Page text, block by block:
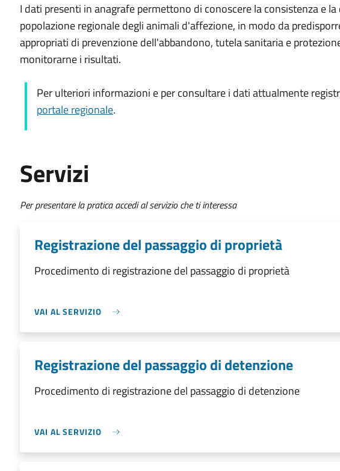
I dati presenti in anagrafe permettono di conoscere la consistenza e
popolazione regionale degli animali d'affezione, in modo da
appropriati di prevenzione dell'abbandono, tutela sanitaria e
monitorarne i risultati.
Per ulteriori informazioni e per consultare i dati attualmente
portale regionale.
Servizi
Per presentare la pratica accedi al servizio che ti interessa
Registrazione del passaggio di proprietà
Procedimento di registrazione del passaggio di proprietà
VAI AL SERVIZIO
Registrazione del passaggio di detenzione
Procedimento di registrazione del passaggio di detenzione
VAI AL SERVIZIO